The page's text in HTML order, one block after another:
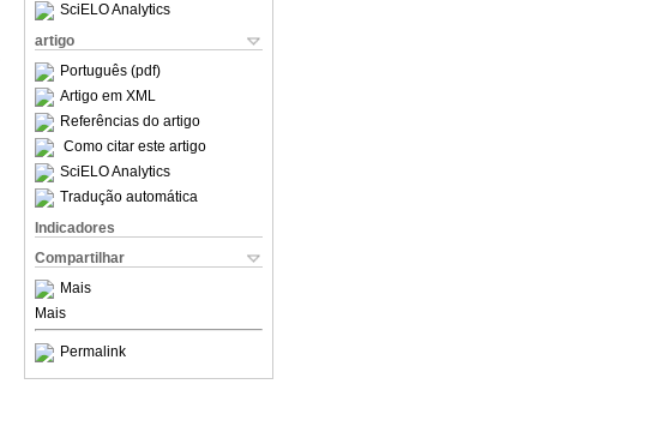
SciELO Analytics
artigo
Português (pdf)
Artigo em XML
Referências do artigo
Como citar este artigo
SciELO Analytics
Tradução automática
Indicadores
Compartilhar
Mais
Mais
Permalink